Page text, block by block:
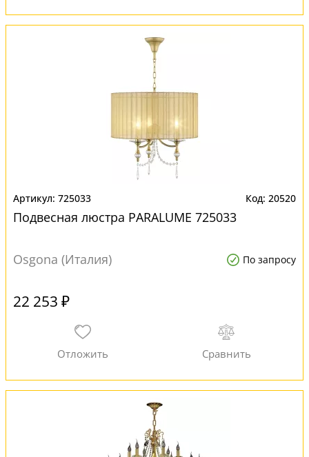
725033 20520
Подвесная люстра PARALUME 725033
Osgona (Италия) По запросу
22 253 ₽